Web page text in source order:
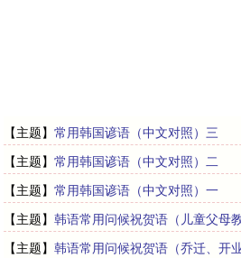
【主题】常用韩国谚语（中文对照）三
【主题】常用韩国谚语（中文对照）二
【主题】常用韩国谚语（中文对照）一
【主题】韩语常用问候祝贺语（儿童父母
【主题】韩语常用问候祝贺语（乔迁、开业